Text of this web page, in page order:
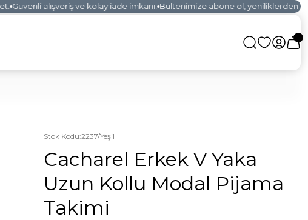
Güvenli alışveriş ve kolay iade imkanı. Bültenimize abone ol, yeniliklerden ilk
Stok Kodu:2237/Yeşil
Cacharel Erkek V Yaka
Uzun Kollu Modal Pijama
Takimi